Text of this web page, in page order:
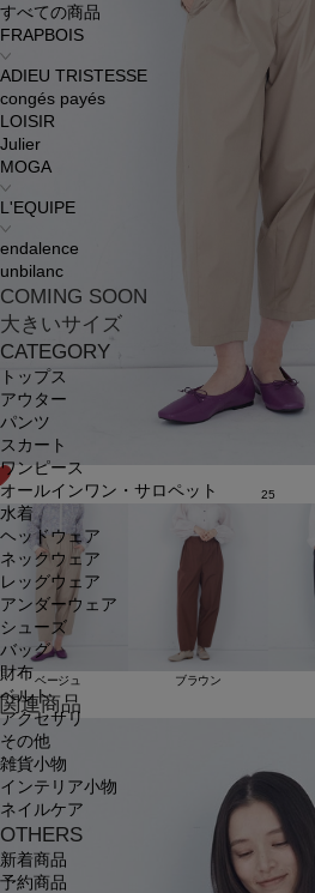
すべての商品
FRAPBOIS
ADIEU TRISTESSE
congés payés
LOISIR
Julier
MOGA
L'EQUIPE
endalence
unbilanc
COMING SOON
大きいサイズ
CATEGORY
トップス
アウター
パンツ
スカート
ワンピース
オールインワン・サロペット
水着
ヘッドウェア
ネックウェア
レッグウェア
アンダーウェア
シューズ
バッグ
財布
ベルト
アクセサリ
その他
雑貨小物
インテリア小物
ネイルケア
OTHERS
新着商品
予約商品
25
ベージュ ブラウン
関連商品